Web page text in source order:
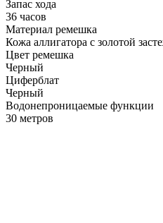
Запас хода
36 часов
Материал ремешка
Кожа аллигатора с золотой
Цвет ремешка
Черный
Циферблат
Черный
Водонепроницаемые функции
30 метров